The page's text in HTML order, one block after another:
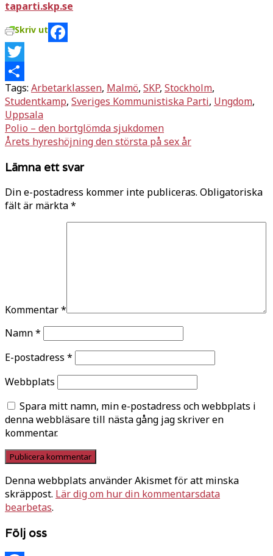
taparti.skp.se
Skriv ut
Facebook
Twitter
Dela
Tags: Arbetarklassen, Malmö, SKP, Stockholm,
Studentkamp, Sveriges Kommunistiska Parti, Ungdom,
Uppsala
Inläggsnavigering
Polio – den bortglömda sjukdomen
Årets hyreshöjning den största på sex år
Lämna ett svar
Din e-postadress kommer inte publiceras. Obligatoriska
fält är märkta*
Kommentar*
Namn*
E-postadress *
Webbplats
Spara mitt namn, min e-postadress och webbplats i
denna webbläsare till nästa gång jag skriver en
kommentar.
Denna webbplats använder Akismet för att minska
skräppost. Lär dig om hur din kommentarsdata
bearbetas.
Följ oss